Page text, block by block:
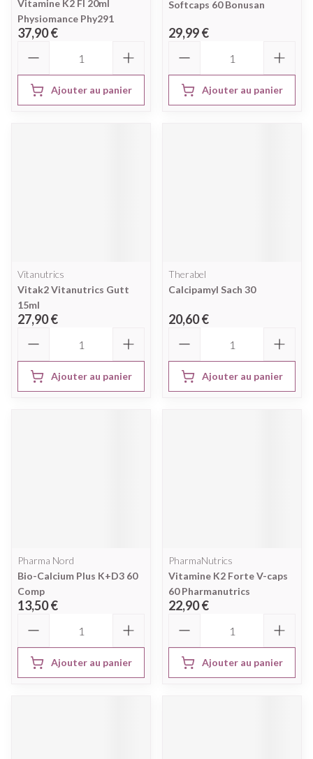
Vitamine K2 Fl 20ml
Physiomance Phy291
37,90 €
Ajouter au panier
Softcaps 60 Bonusan
29,99 €
Ajouter au panier
Vitanutrics
Vitak2 Vitanutrics Gutt
15ml
27,90 €
Ajouter au panier
Therabel
Calcipamyl Sach 30
20,60 €
Ajouter au panier
Pharma Nord
Bio-Calcium Plus K+D3 60
Comp
13,50 €
Ajouter au panier
PharmaNutrics
Vitamine K2 Forte V-caps
60 Pharmanutrics
22,90 €
Ajouter au panier